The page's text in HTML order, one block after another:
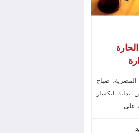
المصرية، صباح
4 أغسطس 2026، عن بداية انكسار
على